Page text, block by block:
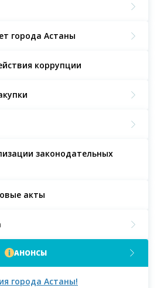
города Астаны
коррупции
законодательных
акты
АНОНСЫ
города Астаны!